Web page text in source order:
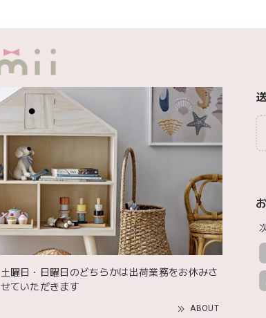
土曜日・日曜日のどちらかは出荷業務をお休みさ
せていただきます
ABOUT